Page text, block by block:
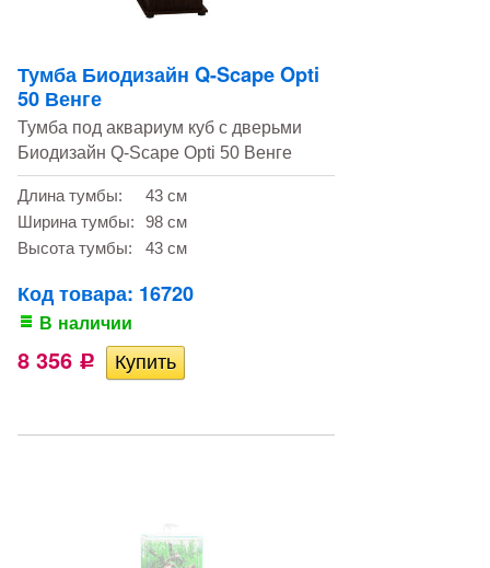
Тумба Биодизайн Q-Scape Opti
50 Венге
Тумба под аквариум куб с дверьми
Биодизайн Q-Scape Opti 50 Венге
Длина тумбы:
43 см
Ширина тумбы:
98 см
Высота тумбы:
43 см
Код товара: 16720
В наличии
8 356 Р